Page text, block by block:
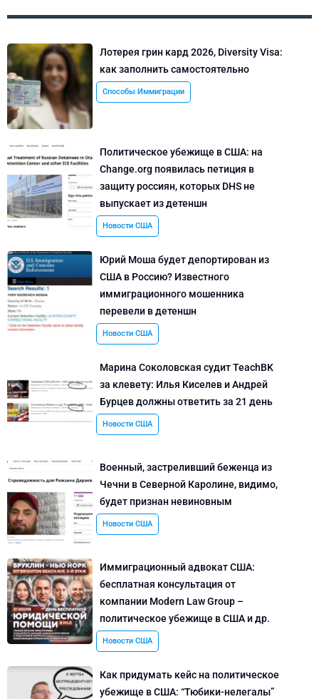
Лотерея грин кард 2026, Diversity Visa:
как заполнить самостоятельно
Способы Иммиграции
Политическое убежище в США: на
Change.org появилась петиция в
защиту россиян, которых DHS не
выпускает из детеншн
Новости США
Юрий Моша будет депортирован из
США в Россию? Известного
иммиграционного мошенника
перевели в детеншн
Новости США
Марина Соколовская судит TeachBK
за клевету: Илья Киселев и Андрей
Бурцев должны ответить за 21 день
Новости США
Военный, застреливший беженца из
Чечни в Северной Каролине, видимо,
будет признан невиновным
Новости США
Иммиграционный адвокат США:
бесплатная консультация от
компании Modern Law Group –
политическое убежище в США и др.
Новости США
Как придумать кейс на политическое
убежище в США: “Тюбики-нелегалы”